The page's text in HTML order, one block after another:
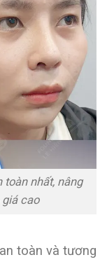
toàn nhất, nâng
cao
toàn và tương